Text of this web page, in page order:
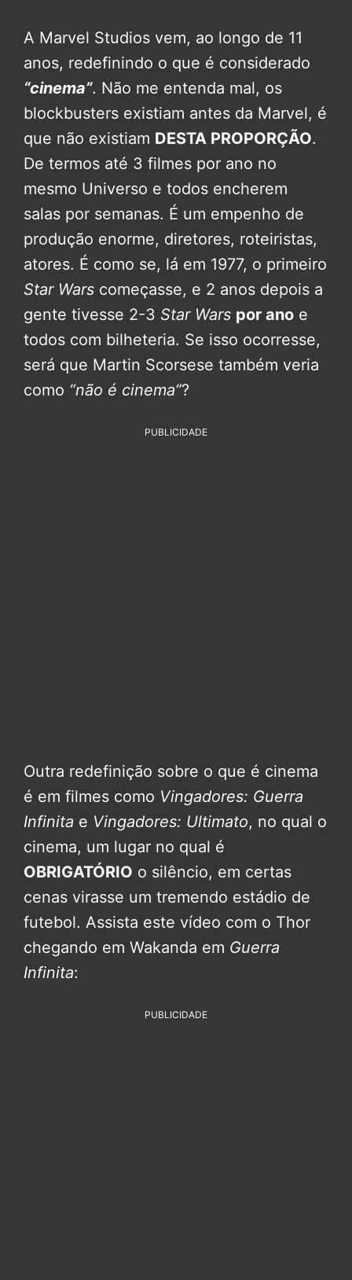
A Marvel Studios vem, ao longo de 11
anos, redefinindo o que é considerado
“cinema”. Não me entenda mal, os
blockbusters existiam antes da Marvel, é
que não existiam DESTA PROPORÇÃO.
De termos até 3 filmes por ano no
mesmo Universo e todos encherem
salas por semanas. É um empenho de
produção enorme, diretores, roteiristas,
atores. É como se, lá em 1977, o primeiro
Star Wars começasse, e 2 anos depois a
gente tivesse 2-3 Star Wars por ano e
todos com bilheteria. Se isso ocorresse,
será que Martin Scorsese também veria
como “não é cinema”?
PUBLICIDADE
Outra redefinição sobre o que é cinema
é em filmes como Vingadores: Guerra
Infinita e Vingadores: Ultimato, no qual o
cinema, um lugar no qual é
OBRIGATÓRIO o silêncio, em certas
cenas virasse um tremendo estádio de
futebol. Assista este vídeo com o Thor
chegando em Wakanda em Guerra
Infinita:
PUBLICIDADE